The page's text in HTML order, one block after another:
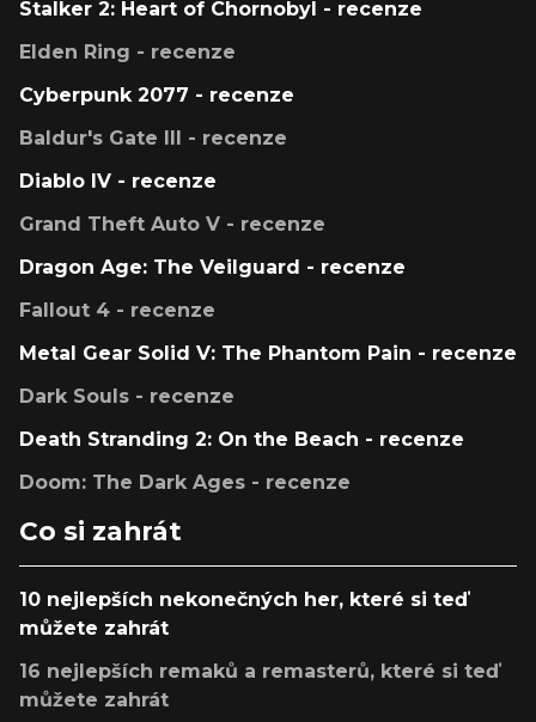
Stalker 2: Heart of Chornobyl - recenze
Elden Ring - recenze
Cyberpunk 2077 - recenze
Baldur's Gate III - recenze
Diablo IV - recenze
Grand Theft Auto V - recenze
Dragon Age: The Veilguard - recenze
Fallout 4 - recenze
Metal Gear Solid V: The Phantom Pain - recenze
Dark Souls - recenze
Death Stranding 2: On the Beach - recenze
Doom: The Dark Ages - recenze
Co si zahrát
10 nejlepších nekonečných her, které si teď
můžete zahrát
16 nejlepších remaků a remasterů, které si teď
můžete zahrát